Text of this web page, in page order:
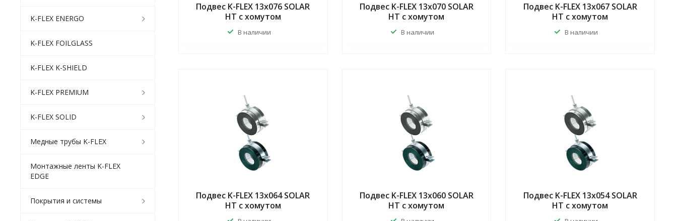
Подвес K-FLEX 13x076 SOLAR
HT с хомутом
В наличии
Подвес K-FLEX 13x070 SOLAR
HT с хомутом
В наличии
Подвес K-FLEX 13x067 SOLAR
HT с хомутом
В наличии
Подвес K-FLEX 13x064 SOLAR
HT с хомутом
Подвес K-FLEX 13x060 SOLAR
HT с хомутом
Подвес K-FLEX 13x054 SOLAR
HT с хомутом
K-FLEX ENERGO
K-FLEX FOILGLASS
K-FLEX K-SHIELD
K-FLEX PREMIUM
K-FLEX SOLID
Медные трубы K-FLEX
Монтажные ленты K-FLEX
EDGE
Покрытия и системы